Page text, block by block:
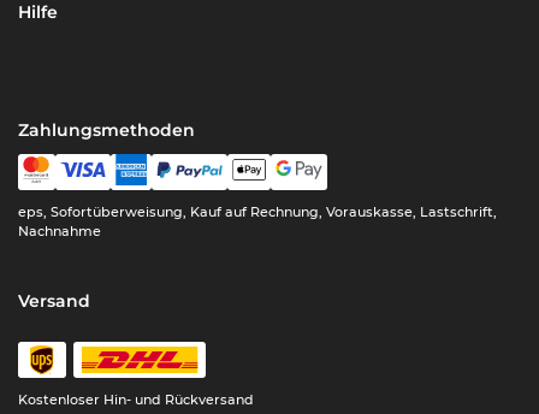
Hilfe
Zahlungsmethoden
eps, Sofortüberweisung, Kauf auf Rechnung, Vorauskasse, Lastschrift,
Nachnahme
Versand
Kostenloser Hin- und Rückversand